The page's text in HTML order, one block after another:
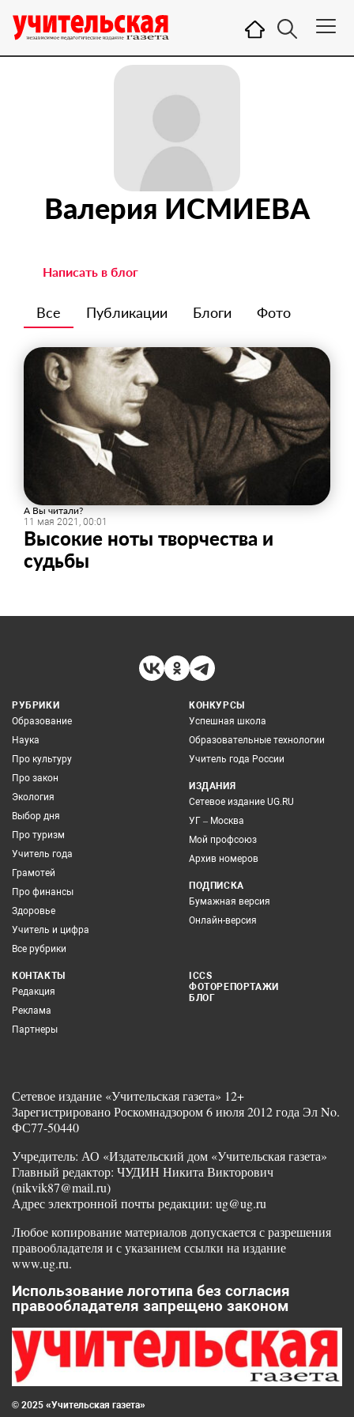
Валерия ИСМИЕВА
Написать в блог
Все Публикации Блоги Фото
А Вы читали?
11 мая 2021, 00:01
Высокие ноты творчества и
судьбы
РУБРИКИ
Образование
Наука
Про культуру
Про закон
Экология
Выбор дня
Про туризм
Учитель года
Грамотей
Про финансы
Здоровье
Учитель и цифра
Все рубрики
КОНКУРСЫ
Успешная школа
Образовательные технологии
Учитель года России
ИЗДАНИЯ
Сетевое издание UG.RU
УГ – Москва
Мой профсоюз
Архив номеров
ПОДПИСКА
Бумажная версия
Онлайн-версия
КОНТАКТЫ
Редакция
Реклама
Партнеры
ICCS
ФОТОРЕПОРТАЖИ
БЛОГ
Сетевое издание «Учительская газета» 12+
Зарегистрировано Роскомнадзором 6 июля 2012 года Эл No.
ФС77-50440
Учредитель: АО «Издательский дом «Учительская газета»
Главный редактор: ЧУДИН Никита Викторович
(nikvik87@mail.ru)
Адрес электронной почты редакции: ug@ug.ru
Любое копирование материалов допускается с разрешения
правообладателя и с указанием ссылки на издание
www.ug.ru.
Использование логотипа без согласия
правообладателя запрещено законом
© 2025 «Учительская газета»